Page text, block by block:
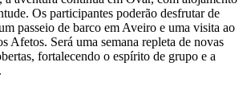
Os participantes poderão desfrutar de
passeio de barco em Aveiro e uma visita ao
Afetos. Será uma semana repleta de novas
fortalecendo o espírito de grupo e a